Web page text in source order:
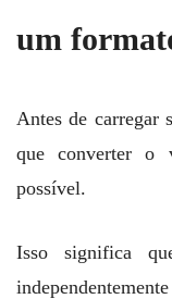
um
Antes de carregar
que converter o
possível.
Isso significa